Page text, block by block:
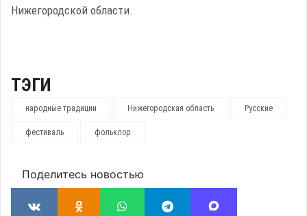
Нижегородской области.
ТЭГИ
народные традиции Нижегородская область Русские
фестиваль фольклор
Поделитесь новостью